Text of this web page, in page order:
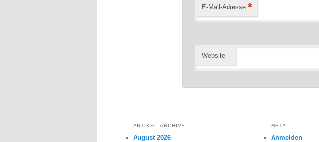
E-Mail-Adresse *
Website
ARTIKEL-ARCHIVE
August 2026
META
Anmelden